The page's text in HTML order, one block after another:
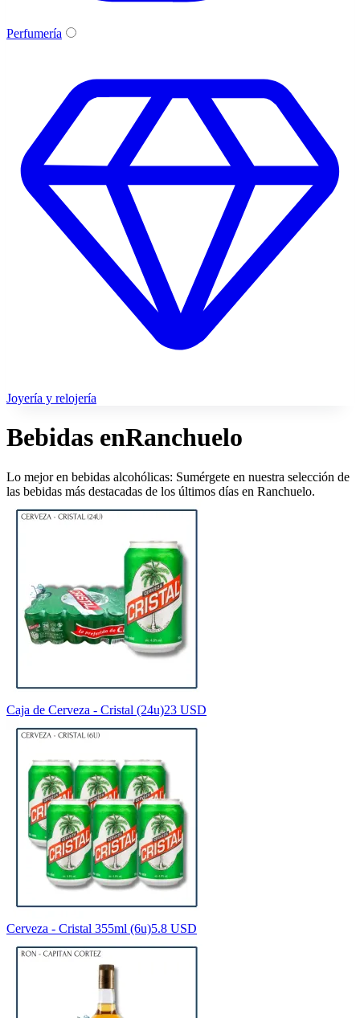
Perfumería
Joyería y relojería
Bebidas enRanchuelo
Lo mejor en bebidas alcohólicas: Sumérgete en nuestra selección de
las bebidas más destacadas de los últimos días en Ranchuelo.
Caja de Cerveza - Cristal (24u)23 USD
Cerveza - Cristal 355ml (6u)5.8 USD